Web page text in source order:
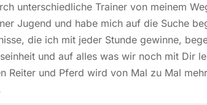
unterschiedliche Trainer von meinem
Jugend und habe mich auf die Suche
die ich mit jeder Stunde gewinne,
und auf alles was wir noch mit Dir
Reiter und Pferd wird von Mal zu Mal